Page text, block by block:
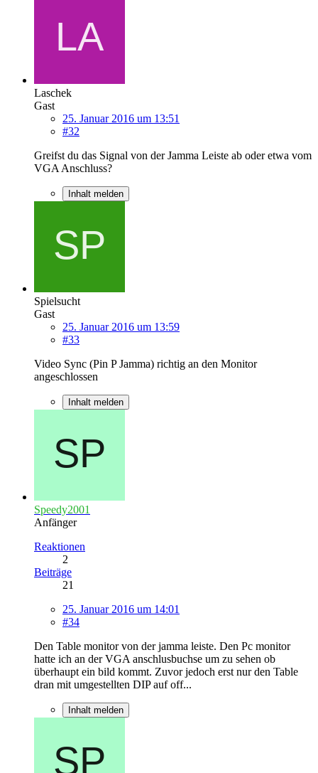
Laschek
Gast
25. Januar 2016 um 13:51
#32
Greifst du das Signal von der Jamma Leiste ab oder etwa vom
VGA Anschluss?
Inhalt melden
Spielsucht
Gast
25. Januar 2016 um 13:59
#33
Video Sync (Pin P Jamma) richtig an den Monitor
angeschlossen
Inhalt melden
Speedy2001
Anfänger
Reaktionen
2
Beiträge
21
25. Januar 2016 um 14:01
#34
Den Table monitor von der jamma leiste. Den Pc monitor
hatte ich an der VGA anschlusbuchse um zu sehen ob
überhaupt ein bild kommt. Zuvor jedoch erst nur den Table
dran mit umgestellten DIP auf off...
Inhalt melden